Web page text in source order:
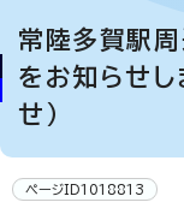
常陸多賀駅
をお知らせし
せ）
ページID1018813